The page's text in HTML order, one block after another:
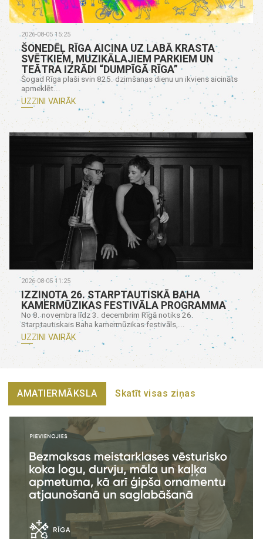
2026-08-05 15:25
ŠONEDĒĻ RĪGA AICINA UZ LABĀ KRASTA
SVĒTKIEM, MUZIKĀLAJIEM PARKIEM UN
TEĀTRA IZRĀDI “DUMPĪGĀ RĪGA”
Šogad Rīga plaši svin 825. dzimšanas dienu un ikviens aicināts
apmeklēt...
UZZINI VAIRĀK
2026-08-05 11:25
IZZIŅOTA 26. STARPTAUTISKĀ BAHA
KAMERMŪZIKAS FESTIVĀLA PROGRAMMA
No 8. novembra līdz 3. decembrim Rīgā notiks 26.
Starptautiskais Baha kamermūzikas festivāls,...
UZZINI VAIRĀK
AMATIERMĀKSLA Skatīt visas ziņas